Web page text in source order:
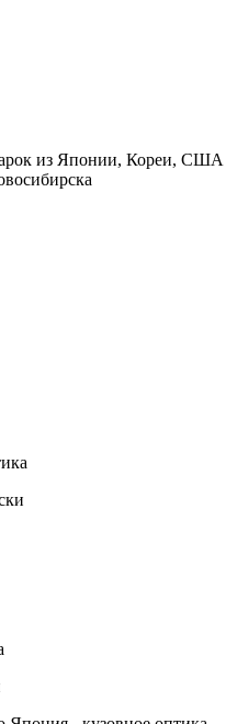
из Японии, Кореи, США